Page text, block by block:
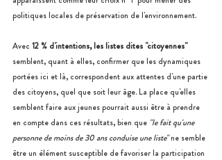
politiques locales de préservation de l'environnement.
Avec 12 % d'intentions, les listes dites "citoyennes"
semblent, quant à elles, confirmer que les dynamiques
portées ici et là, correspondent aux attentes d'une partie
des citoyens, quel que soit leur âge. La place qu'elles
semblent faire aux jeunes pourrait aussi être à prendre
en compte dans ces résultats, bien que "le fait qu'une
personne de moins de 30 ans conduise une liste" ne semble
être un élément susceptible de favoriser la participation